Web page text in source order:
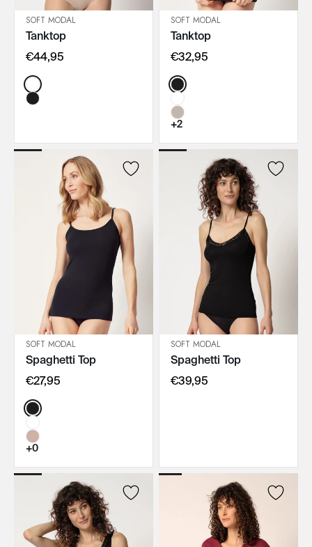
IN DEN WARENKORB
SOFT MODAL
Tanktop
€44,95
Color:
IN DEN WARENKORB
SOFT MODAL
Tanktop
€32,95
Color:
+2
IN DEN WARENKORB
SOFT MODAL
Spaghetti Top
€27,95
Color:
+0
IN DEN WARENKORB
SOFT MODAL
Spaghetti Top
€39,95